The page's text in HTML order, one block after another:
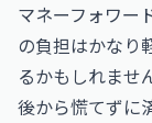
マネーフォワー
の負担はかなり
るかもしれませ
後から慌てずに